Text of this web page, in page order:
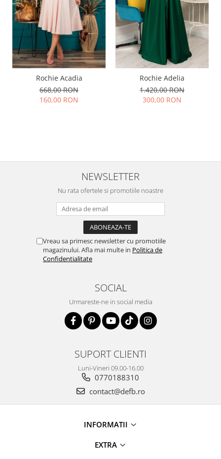
Rochie Acadia
668,00 RON
160,00 RON
Rochie Adelia
1.420,00 RON
300,00 RON
NEWSLETTER
Nu rata ofertele si promotiile noastre
Vreau sa primesc newsletter cu promotiile
magazinului. Afla mai multe in Politica de
Confidentialitate
SOCIAL
Urmareste-ne in social media
SUPORT CLIENTI
Luni-Vineri 09.00-16.00
0770188310
contact@defb.ro
INFORMATII
EXTRA